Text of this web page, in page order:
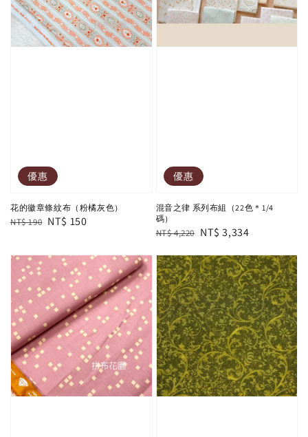
優惠
花的徽章條紋布（粉橘灰色）
Regular
NT$ 190 Sale
NT$ 150
優惠
混音之律 系列布組（22色＊1/4
碼）
Regular
NT$ 4,220 Sale
NT$ 3,334